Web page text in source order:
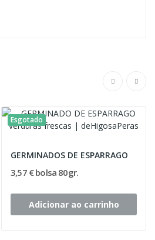
Esgotado
GERMINADOS DE ESPARRAGO
3,57 € bolsa 80gr.
Adicionar ao carrinho